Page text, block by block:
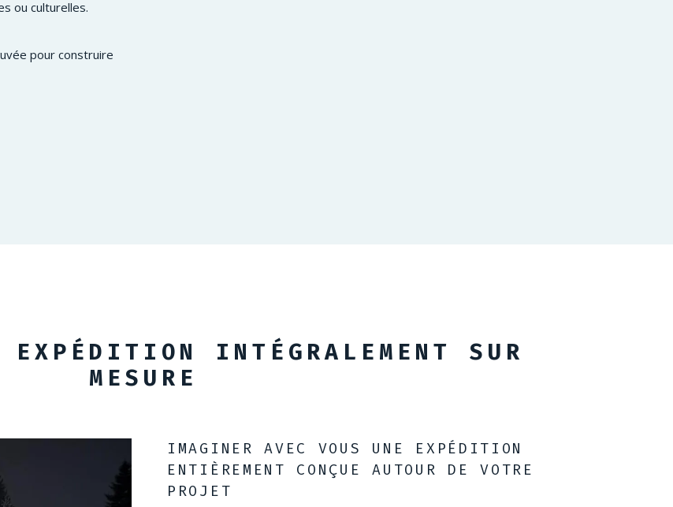
ou culturelles.
pour construire
EXPÉDITION INTÉGRALEMENT SUR
MESURE
IMAGINER AVEC VOUS UNE EXPÉDITION
ENTIÈREMENT CONÇUE AUTOUR DE VOTRE
PROJET